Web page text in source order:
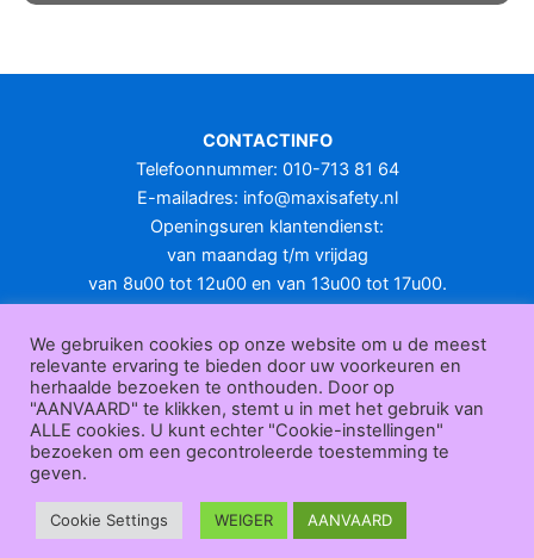
variaties.
optie
gekozen
worden
op
productpagina
CONTACTINFO
Telefoonnummer: 010-713 81 64
E-mailadres: info@maxisafety.nl
Openingsuren klantendienst:
van maandag t/m vrijdag
van 8u00 tot 12u00 en van 13u00 tot 17u00.
KLANTENSERVICE
Over
ons|Bedrijfsgegevens| F.A.Q.|Bestelprocedure | Betaling
ending | Retourneren|Herroepingsrecht|Herroepingsfunctie
ederverkoop|Bedrukken|Contact
Algemene voorwaarden
Maxisafety.nl © 2026
We gebruiken cookies op onze website om u de meest
relevante ervaring te bieden door uw voorkeuren en
herhaalde bezoeken te onthouden. Door op
"AANVAARD" te klikken, stemt u in met het gebruik van
ALLE cookies. U kunt echter "Cookie-instellingen"
bezoeken om een gecontroleerde toestemming te
geven.
Cookie Settings WEIGER AANVAARD